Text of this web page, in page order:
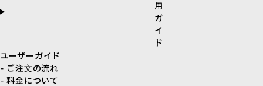
用
ガ
イ
ド
ユーザーガイド
- ご注文の流れ
- 料金について